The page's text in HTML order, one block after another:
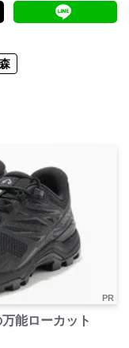
PR
能ローカット